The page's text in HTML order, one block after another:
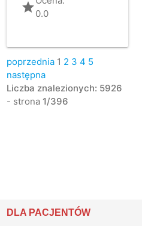
grade0.0
poprzednia 1 2 3 4 5
następna
Liczba znalezionych: 5926
- strona 1/396
DLA PACJENTÓW